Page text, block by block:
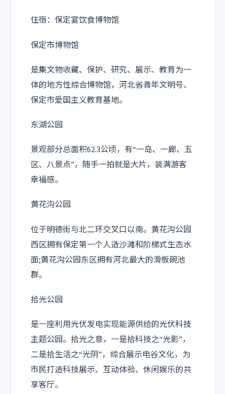
住宿：保定宴饮食博物馆
保定市博物馆
是集文物收藏、保护、研究、展示、教育为一
体的地方性综合博物馆，河北省青年文明号、
保定市爱国主义教育基地。
东湖公园
景观部分总面积62.3公顷，有“一岛、一廊、五
区、八景点”，随手一拍就是大片，装满游客
幸福感。
黄花沟公园
位于明德街与北二环交叉口以南。黄花沟公园
西区拥有保定第一个人造沙滩和阶梯式生态水
面;黄花沟公园东区拥有河北最大的滑板碗池
群。
拾光公园
是一座利用光伏发电实现能源供给的光伏科技
主题公园。拾光之意，一是拾科技之“光影”，
二是拾生活之“光阴”，综合展示电谷文化，为
市民打造科技展示、互动体验、休闲娱乐的共
享客厅。